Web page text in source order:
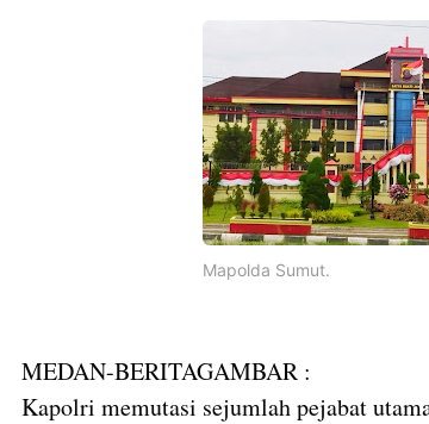
Mapolda Sumut.
MEDAN-BERITAGAMBAR :
Kapolri memutasi sejumlah pejabat